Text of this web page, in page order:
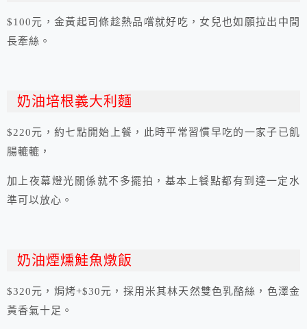
$100元，金黃起司條趁熱品嚐就好吃，女兒也如願拉出中間
長牽絲。
奶油培根義大利麵
$220元，約七點開始上餐，此時平常習慣早吃的一家子已飢
腸轆轆，
加上夜幕燈光關係就不多擺拍，基本上餐點都有到達一定水
準可以放心。
奶油煙燻鮭魚燉飯
$320元，焗烤+$30元，採用米其林天然雙色乳酪絲，色澤金
黃香氣十足。